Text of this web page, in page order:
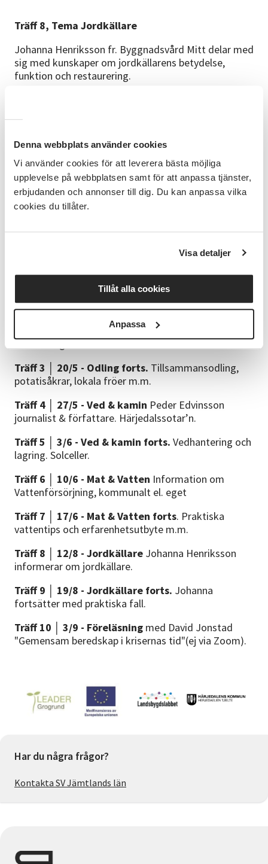
Denna webbplats använder cookies
Vi använder cookies för att leverera bästa möjliga
upplevelse på webbplatsen samt för att anpassa tjänster,
erbjudanden och annonser till dig. Du kan anpassa vilka
cookies du tillåter.
Visa detaljer
Tillåt alla cookies
Anpassa
Träff 8, Tema Jordkällare
Johanna Henriksson fr. Byggnadsvård Mitt delar med
sig med kunskaper om jordkällarens betydelse,
funktion och restaurering.
Anmäl dig nu och bli en del av vår resa mot ökad lokal
Tillsammans gräver vi där vi står!
Möjlighet finns att delta via hub på plats i Hede,
Träff 1 │ 6/5 - Härjedalens kommun
sin beredskap & livsmedelsstrategi m.m.
Träff 2 │ 13/5 - OdlingOdling & självhushåll
föreläsning med Mikaela Lindman.
Träff 3 │ 20/5 - Odling forts. Tillsammansodling,
potatisåkrar, lokala fröer m.m.
Träff 4 │ 27/5 - Ved & kamin Peder Edvinsson
journalist & författare. Härjedalssotar’n.
Träff 5 │ 3/6 - Ved & kamin forts. Vedhantering och
lagring. Solceller.
Träff 6 │ 10/6 - Mat & Vatten Information om
Vattenförsörjning, kommunalt el. eget
Träff 7 │ 17/6 - Mat & Vatten forts. Praktiska
vattentips och erfarenhetsutbyte m.m.
Träff 8 │ 12/8 - Jordkällare Johanna Henriksson
informerar om jordkällare.
Träff 9 │ 19/8 - Jordkällare forts. Johanna
fortsätter med praktiska fall.
Träff 10 │ 3/9 - Föreläsning med David Jonstad
"Gemensam beredskap i krisernas tid"(ej via Zoom).
Har du några frågor?
Kontakta SV Jämtlands län